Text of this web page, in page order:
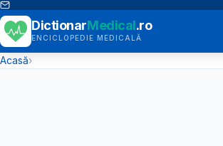
DictionarMedical.ro
ENCICLOPEDIE MEDICALĂ
Acasă›